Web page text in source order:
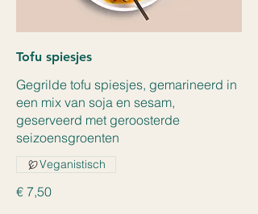
Tofu spiesjes
Gegrilde tofu spiesjes, gemarineerd in
een mix van soja en sesam,
geserveerd met geroosterde
seizoensgroenten
€ 7,50
Veganistisch